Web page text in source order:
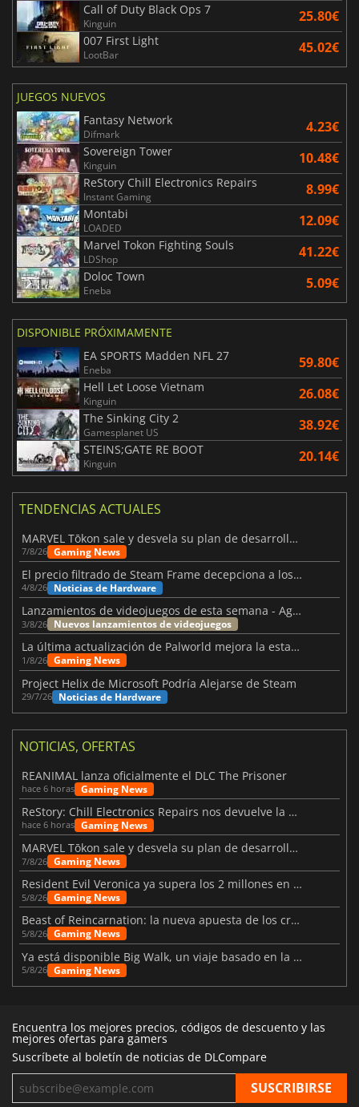
Call of Duty Black Ops 7
Kinguin 25.80€
007 First Light
LootBar 45.02€
JUEGOS NUEVOS
Fantasy Network
Difmark 4.23€
Sovereign Tower
Kinguin 10.48€
ReStory Chill Electronics Repairs
Instant Gaming 8.99€
Montabi
LOADED 12.09€
Marvel Tokon Fighting Souls
LDShop 41.22€
Doloc Town
Eneba 5.09€
DISPONIBLE PRÓXIMAMENTE
EA SPORTS Madden NFL 27
Eneba 59.80€
Hell Let Loose Vietnam
Kinguin 26.08€
The Sinking City 2
Gamesplanet US 38.92€
STEINS;GATE RE BOOT
Kinguin 20.14€
TENDENCIAS ACTUALES
MARVEL Tōkon sale y desvela su plan de desarrollo para el primer año
7/8/26 Gaming News
El precio filtrado de Steam Frame decepciona a los usuarios
4/8/26 Noticias de Hardware
Lanzamientos de videojuegos de esta semana - Agosto de 2026 (semana 32)
3/8/26 Nuevos lanzamientos de videojuegos
La última actualización de Palworld mejora la estabilidad
1/8/26 Gaming News
Project Helix de Microsoft Podría Alejarse de Steam
29/7/26 Noticias de Hardware
NOTICIAS, OFERTAS
REANIMAL lanza oficialmente el DLC The Prisoner
hace 6 horas Gaming News
ReStory: Chill Electronics Repairs nos devuelve la nostalgia de los 2000
hace 6 horas Gaming News
MARVEL Tōkon sale y desvela su plan de desarrollo para el primer año
7/8/26 Gaming News
Resident Evil Veronica ya supera los 2 millones en listas de deseados
5/8/26 Gaming News
Beast of Reincarnation: la nueva apuesta de los creadores de Pokémon
5/8/26 Gaming News
Ya está disponible Big Walk, un viaje basado en la amistad
5/8/26 Gaming News
Encuentra los mejores precios, códigos de descuento y las
mejores ofertas para gamers
Suscríbete al boletín de noticias de DLCompare